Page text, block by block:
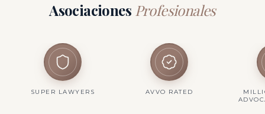
Asociaciones Profesionales
SUPER LAWYERS AVVO RATED
15+